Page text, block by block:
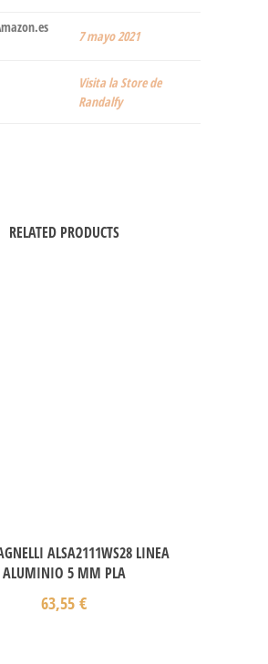
7 mayo 2021
Visita la Store de
Randalfy
RELATED PRODUCTS
ALSA2111WS28 LINEA
ALUMINIO 5 MM PLA
63,55 €